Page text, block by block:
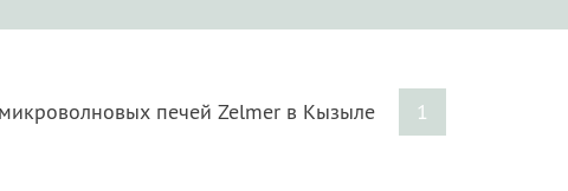
печей Zelmer в Кызыле 1